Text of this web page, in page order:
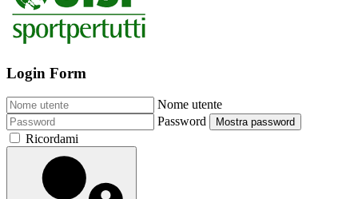
Login Form
Nome utente
Password
Mostra password
Ricordami